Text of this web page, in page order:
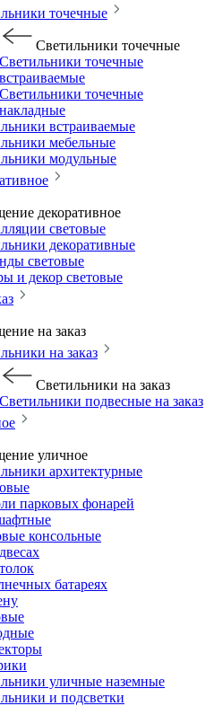
точечные
Светильники точечные
Светильники точечные
встраиваемые
Светильники точечные
накладные
встраиваемые
мебельные
модульные
декоративное
световые
декоративные
световые
и декор световые
на заказ
на заказ
Светильники на заказ
Светильники подвесные на заказ
уличное
архитектурные
парковых фонарей
консольные
батареях
уличные наземные
и подсветки